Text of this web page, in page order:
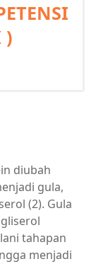
)
diubah
gula,
(2). Gula
tahapan
menjadi